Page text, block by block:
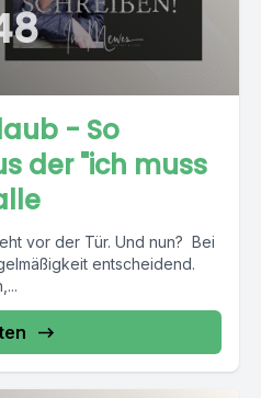
- So
der "ich muss
vor der Tür. Und nun? Bei
entscheidend.